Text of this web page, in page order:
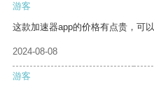
游客
这款加速器app的价格有点贵，可
2024-08-08
游客